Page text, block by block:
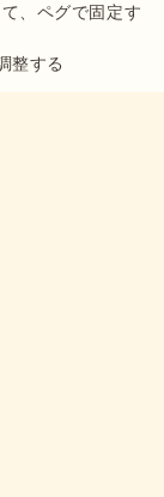
、ペグで固定す
整する